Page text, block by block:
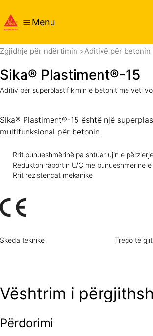
Menu
Zgjidhje për ndërtimin Aditivë për betonin
Sika® Plastiment®-15
Aditiv për superplastifikimin e betonit me veti
Sika® Plastiment®-15 është një
multifunksional për betonin.
Rrit punueshmërinë pa shtuar ujin e
Redukton raportin U/Ç me punueshmërinë
Rrit rezistencat mekanike
Skeda teknike Trego të
Vështrim i
Përdorimi